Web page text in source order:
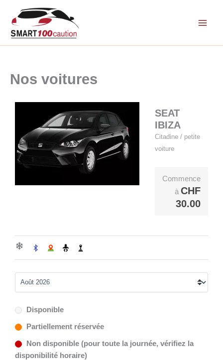
contenu
Nos voitures
SEAT
IBIZA
Citadine / petite
voiture
Commence
à CHF
30.00
Disponible
Partiellement réservée
Non disponible (pour toute la journée, vérifiez la
disponibilité horaire)